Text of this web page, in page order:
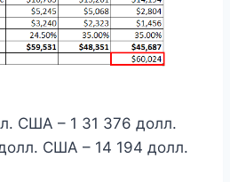
США – 1 31 376 долл.
США – 14 194 долл.